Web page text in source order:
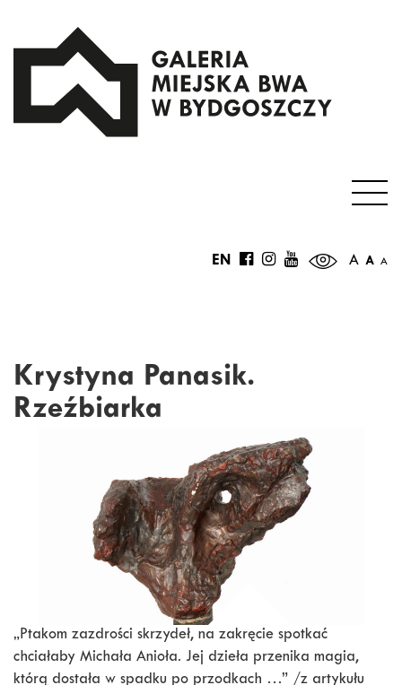
A A A
EN
Krystyna Panasik.
Rzeźbiarka
„Ptakom zazdrości skrzydeł, na zakręcie spotkać
chciałaby Michała Anioła. Jej dzieła przenika magia,
którą dostała w spadku po przodkach …” /z artykułu